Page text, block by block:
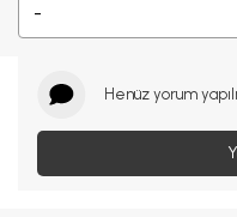
-
Henüz yorum